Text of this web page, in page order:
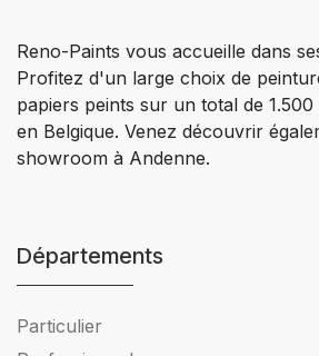
Reno-Paints vous accueille dans
Profitez d'un large choix de
papiers peints sur un total de
en Belgique. Venez découvrir
showroom à Andenne.
Départements
Particulier